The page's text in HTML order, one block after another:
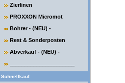
Zierlinen
PROXXON Micromot
Bohrer - (NEU) -
Rest & Sonderposten
Abverkauf - (NEU) -
Schnellkauf